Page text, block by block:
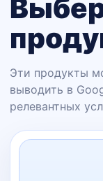
Эти продукты
выводить в
релевантных